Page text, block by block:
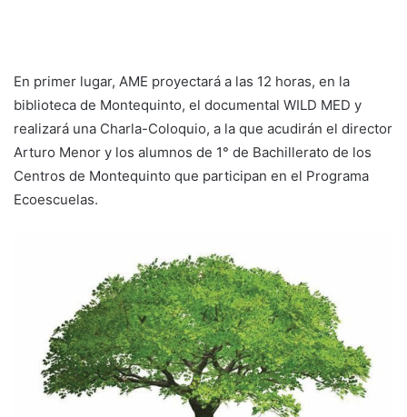
En primer lugar, AME proyectará a las 12 horas, en la
biblioteca de Montequinto, el documental WILD MED y
realizará una Charla-Coloquio, a la que acudirán el director
Arturo Menor y los alumnos de 1° de Bachillerato de los
Centros de Montequinto que participan en el Programa
Ecoescuelas.